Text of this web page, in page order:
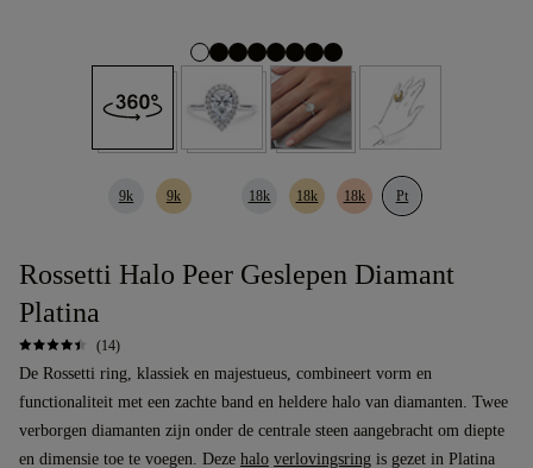
9k 9k 18k 18k 18k Pt
Rossetti Halo Peer Geslepen Diamant
Platina
(14)
De Rossetti ring, klassiek en majestueus, combineert vorm en
functionaliteit met een zachte band en heldere halo van diamanten. Twee
verborgen diamanten zijn onder de centrale steen aangebracht om diepte
en dimensie toe te voegen. Deze halo verlovingsring is gezet in Platina